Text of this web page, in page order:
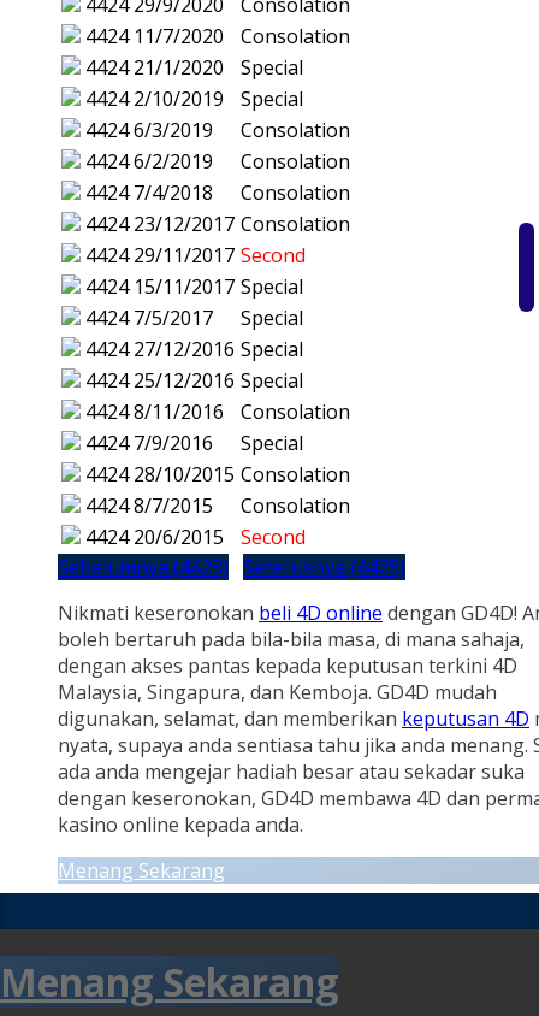
4424 11/7/2020
Consolation
4424 21/1/2020
Special
4424 2/10/2019
Special
44246/3/2019
Consolation
44246/2/2019
Consolation
4424 7/4/2018
Consolation
4424 23/12/2017 Consolation
4424 29/11/2017 Second
4424 15/11/2017 Special
4424 7/5/2017
Special
4424 27/12/2016 Special
4424 25/12/2016 Special
44248/11/2016
Consolation
4424 7/9/2016
Special
4424 28/10/2015 Consolation
44248/7/2015
Consolation
4424 20/6/2015
Second
Sebelumnya (4423) Seterusnya (4425)
Nikmati keseronokan beli 4D online dengan GD4D!
boleh bertaruh pada bila-bila masa, di mana sahaja,
dengan akses pantas kepada keputusan terkini 4D
Malaysia, Singapura, dan Kemboja. GD4D mudah
digunakan, selamat, dan memberikan keputusan 4D
nyata, supaya anda sentiasa tahu jika anda menang.
ada anda mengejar hadiah besar atau sekadar suka
dengan keseronokan, GD4D membawa 4D dan
kasino online kepada anda.
Menang Sekarang
Menang Sekarang